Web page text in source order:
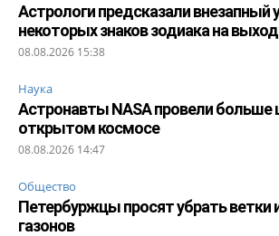
Астрологи предсказали внезапный
некоторых знаков зодиака на
08.08.2026 15:38
Наука
Астронавты NASA провели больше
открытом космосе
08.08.2026 14:47
Общество
Петербуржцы просят убрать ветки
газонов